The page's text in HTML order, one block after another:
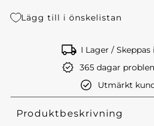
Lägg till i önskelistan
I Lager /
365 dagar
Utmärkt
Produktbeskrivning